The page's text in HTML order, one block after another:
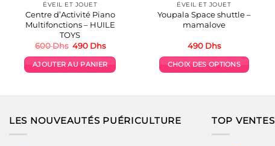
ÉVEIL ET JOUET
Centre d’Activité Piano
Multifonctions – HUILE
TOYS
600Dhs Le
initial
était :
490 DhsLe
actuel
est :
AJOUTER AU PANIER
ÉVEIL ET JOUET
Youpala Space shuttle –
mamalove
490 Dhs
CHOIX DES OPTIONS
plusieurs
LES NOUVEAUTÉS PUÉRICULTURE TOP VENTES